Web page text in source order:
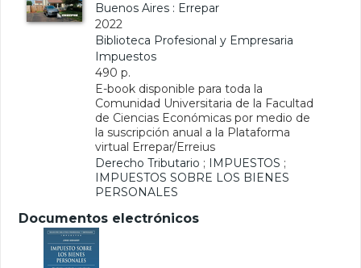
Buenos Aires : Errepar
2022
Biblioteca Profesional y Empresaria
Impuestos
490 p.
E-book disponible para toda la
Comunidad Universitaria de la Facultad
de Ciencias Económicas por medio de
la suscripción anual a la Plataforma
virtual Errepar/Erreius
Derecho Tributario ; IMPUESTOS ;
IMPUESTOS SOBRE LOS BIENES
PERSONALES
Documentos electrónicos